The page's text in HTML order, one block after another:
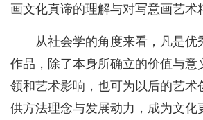
画文化真谛的理解与对写意画艺术
从社会学的角度来看，凡是优
作品，除了本身所确立的价值与意
领和艺术影响，也可为以后的艺术
供方法理念与发展动力，成为文化